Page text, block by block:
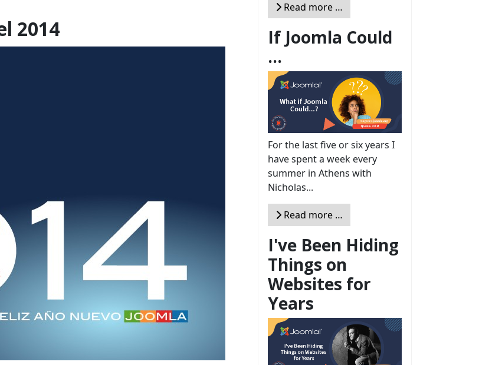
2014
Read more …
If Joomla Could
...
For the last five or six years I
have spent a week every
summer in Athens with
Nicholas...
Read more …
I've Been Hiding
Things on
Websites for
Years